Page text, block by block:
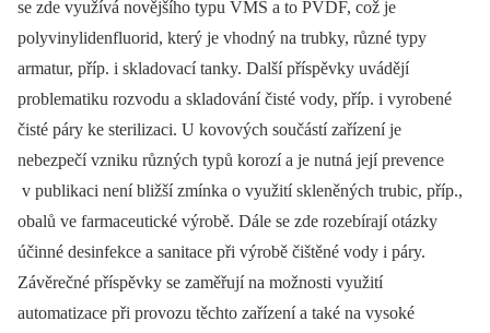
se zde využívá novějšího typu VMS a to PVDF, což je
polyvinylidenfluorid, který je vhodný na trubky, různé typy
armatur, příp. i skladovací tanky. Další příspěvky uvádějí
problematiku rozvodu a skladování čisté vody, příp. i vyrobené
čisté páry ke sterilizaci. U kovových součástí zařízení je
nebezpečí vzniku různých typů korozí a je nutná její prevence
v publikaci není bližší zmínka o využití skleněných trubic, příp.,
obalů ve farmaceutické výrobě. Dále se zde rozebírají otázky
účinné desinfekce a sanitace při výrobě čištěné vody i páry.
Závěrečné příspěvky se zaměřují na možnosti využití
automatizace při provozu těchto zařízení a také na vysoké